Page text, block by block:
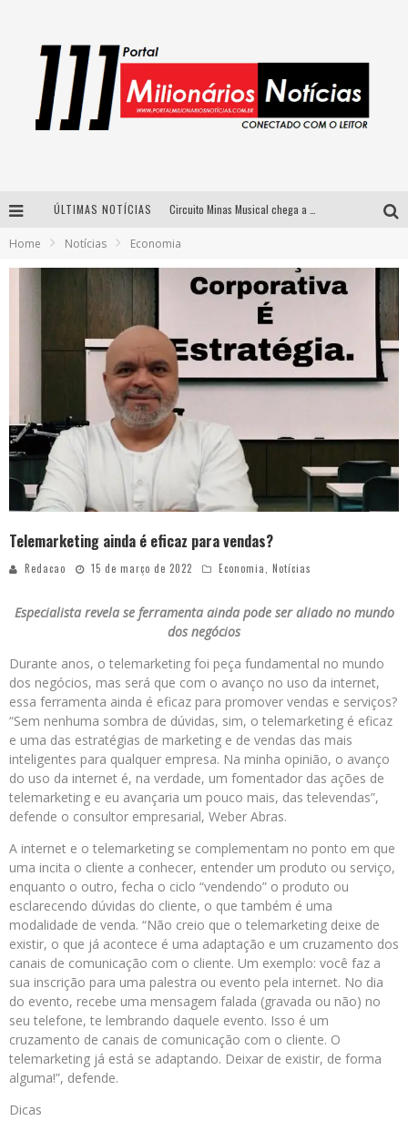
ÚLTIMAS NOTÍCIAS
Fenômeno do pagode, Fabinho desembarca em BH com a primeira edição do “Pagobinho”
Home Notícias Economia
Telemarketing ainda é eficaz para vendas?
Redacao 15 de março de 2022 Economia Notícias
Especialista revela se ferramenta ainda pode ser aliado no mundo
dos negócios
Durante anos, o telemarketing foi peça fundamental no mundo
dos negócios, mas será que com o avanço no uso da internet,
essa ferramenta ainda é eficaz para promover vendas e serviços?
“Sem nenhuma sombra de dúvidas, sim, o telemarketing é eficaz
e uma das estratégias de marketing e de vendas das mais
inteligentes para qualquer empresa. Na minha opinião, o avanço
do uso da internet é, na verdade, um fomentador das ações de
telemarketing e eu avançaria um pouco mais, das televendas”,
defende o consultor empresarial, Weber Abras.
A internet e o telemarketing se complementam no ponto em que
uma incita o cliente a conhecer, entender um produto ou serviço,
enquanto o outro, fecha o ciclo “vendendo” o produto ou
esclarecendo dúvidas do cliente, o que também é uma
modalidade de venda. “Não creio que o telemarketing deixe de
existir, o que já acontece é uma adaptação e um cruzamento dos
canais de comunicação com o cliente. Um exemplo: você faz a
sua inscrição para uma palestra ou evento pela internet. No dia
do evento, recebe uma mensagem falada (gravada ou não) no
seu telefone, te lembrando daquele evento. Isso é um
cruzamento de canais de comunicação com o cliente. O
telemarketing já está se adaptando. Deixar de existir, de forma
alguma!”, defende.
Dicas